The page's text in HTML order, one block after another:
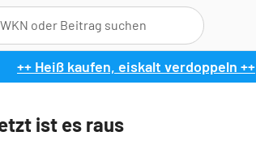
++ Heiß kaufen, eiskalt verdoppeln ++
ist es raus